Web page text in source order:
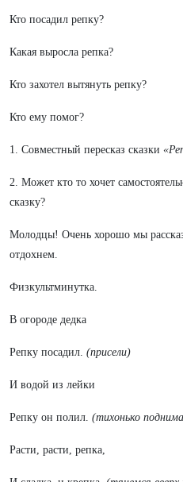
Кто посадил репку?
Какая выросла репка?
Кто захотел вытянуть репку?
Кто ему помог?
1. Совместный пересказ сказки
2. Может кто то хочет
сказку?
Молодцы! Очень хорошо мы
отдохнем.
Физкультминутка.
В огороде дедка
Репку посадил. (присели)
И водой из лейки
Репку он полил. (тихонько
Расти, расти, репка,